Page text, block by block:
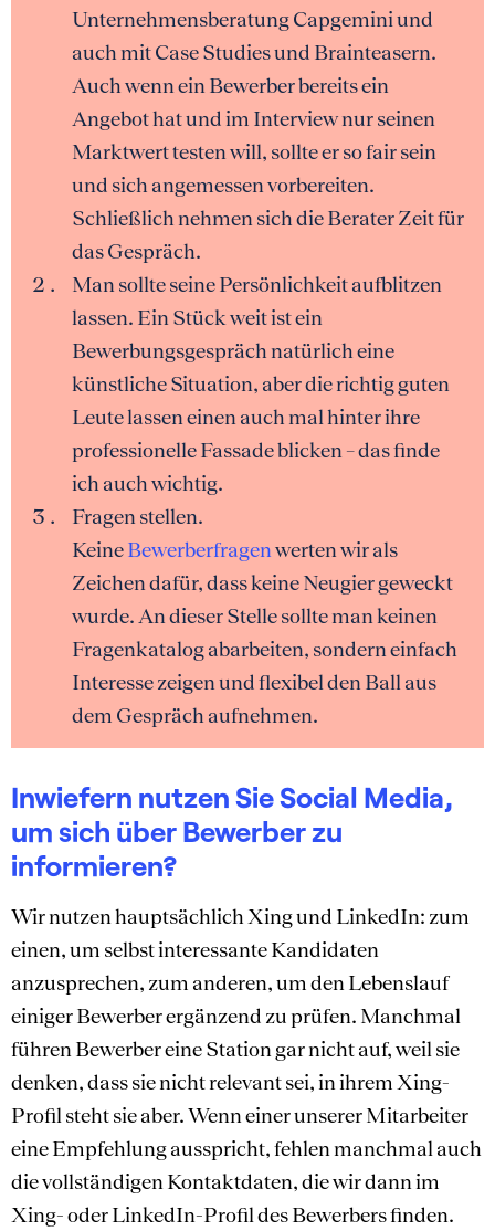
Unternehmensberatung Capgemini und
auch mit Case Studies und Brainteasern.
Auch wenn ein Bewerber bereits ein
Angebot hat und im Interview nur seinen
Marktwert testen will, sollte er so fair sein
und sich angemessen vorbereiten.
Schließlich nehmen sich die Berater Zeit für
das Gespräch.
Man sollte seine Persönlichkeit aufblitzen
lassen. Ein Stück weit ist ein
Bewerbungsgespräch natürlich eine
künstliche Situation, aber die richtig guten
Leute lassen einen auch mal hinter ihre
professionelle Fassade blicken – das finde
ich auch wichtig.
Fragen stellen.
KeineBewerberfragenwerten wir als
Zeichen dafür, dass keine Neugier geweckt
wurde. An dieser Stelle sollte man keinen
Fragenkatalog abarbeiten, sondern einfach
Interesse zeigen und flexibel den Ball aus
dem Gespräch aufnehmen.
Inwiefern nutzen Sie Social Media,
um sich über Bewerber zu
informieren?
Wir nutzen hauptsächlich Xing und LinkedIn: zum
einen, um selbst interessante Kandidaten
anzusprechen, zum anderen, um den Lebenslauf
einiger Bewerber ergänzend zu prüfen. Manchmal
führen Bewerber eine Station gar nicht auf, weil sie
denken, dass sie nicht relevant sei, in ihrem Xing-
Profil steht sie aber. Wenn einer unserer Mitarbeiter
eine Empfehlung ausspricht, fehlen manchmal auch
die vollständigen Kontaktdaten, die wir dann im
Xing- oder LinkedIn-Profil des Bewerbers finden.